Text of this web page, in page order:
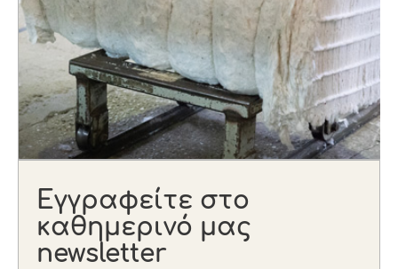
Εγγραφείτε στο
καθημερινό μας
newsletter